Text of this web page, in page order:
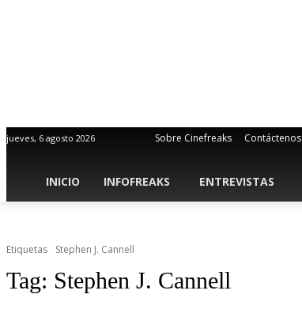
jueves, 6 agosto 2026 Sobre Cinefreaks Contáctenos
INICIO INFOFREAKS ENTREVISTAS
Etiquetas Stephen J. Cannell
Tag: Stephen J. Cannell